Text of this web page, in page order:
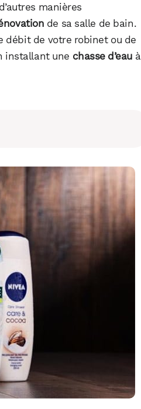
manières
de sa salle de bain.
débit de votre robinet ou de
installant une chasse d’eau à